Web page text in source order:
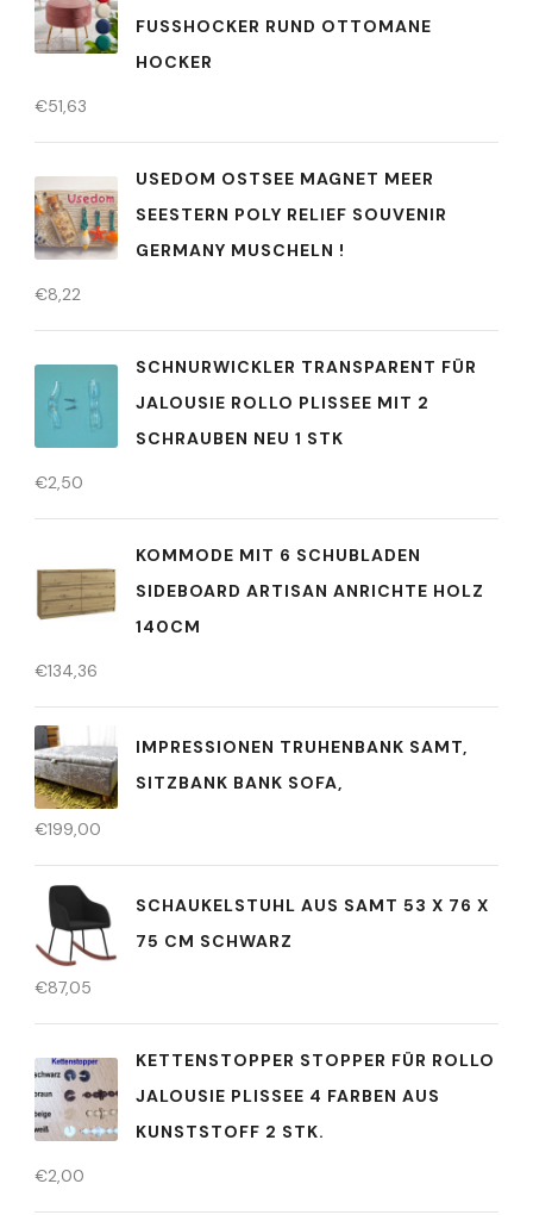
FUSSHOCKER RUND OTTOMANE H
OCKER
€51,63
USEDOM OSTSEE MAGNET MEER
SEESTERN POLY RELIEF SOUVENIR
GERMANY MUSCHELN !
€8,22
SCHNURWICKLER TRANSPARENT FÜR
JALOUSIE ROLLO PLISSEE MIT 2
SCHRAUBEN NEU 1 STK
€2,50
KOMMODE MIT 6 SCHUBLADEN
SIDEBOARD ARTISAN ANRICHTE HOLZ
140CM
€134,36
IMPRESSIONEN TRUHENBANK SAMT,
SITZBANK BANK SOFA,
€199,00
SCHAUKELSTUHL AUS SAMT 53 X 76 X
75 CM SCHWARZ
€87,05
KETTENSTOPPER STOPPER FÜR ROLLO
JALOUSIE PLISSEE 4 FARBEN AUS
KUNSTSTOFF 2 STK.
€2,00